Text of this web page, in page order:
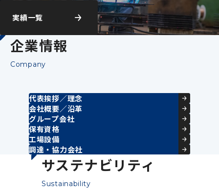
実績一覧
企業情報
Company
代表挨拶／理念
会社概要／沿革
グループ会社
保有資格
工場設備
調達・協力会社
サステナビリティ
Sustainability